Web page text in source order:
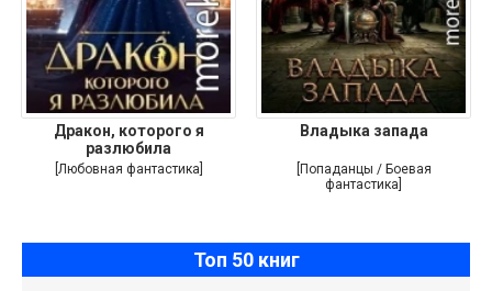
Дракон, которого я
разлюбила
[Любовная фантастика]
Владыка запада
[Попаданцы / Боевая
фантастика]
Топ 50 книг